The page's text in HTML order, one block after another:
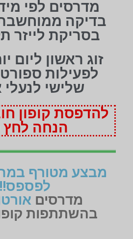
מדרסים לפי
בדיקה
בסריקת לייזר
זוג ראשון ליום
לפעילות
שלישי לנעלי
להדפסת קופון
הנחה לחץ
מבצע מטורף
מדרסים
בהשתתפות